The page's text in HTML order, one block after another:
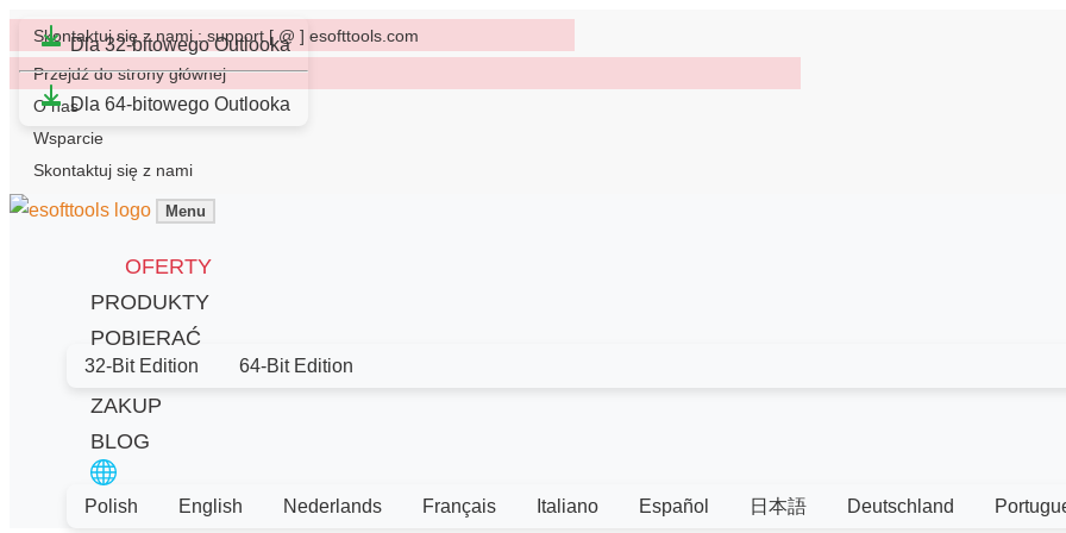
Skontaktuj się z nami : support [ @ ] esofttools.com
Przejdź do strony głównej
O nas
Wsparcie
Skontaktuj się z nami
Menu
OFERTY
PRODUKTY
POBIERAĆ
32-Bit Edition 64-Bit Edition
ZAKUP
BLOG
Polish English Nederlands Français Italiano Español 日本語 Deutschland
Dla 32-bitowego Outlooka
Dla 64-bitowego Outlooka